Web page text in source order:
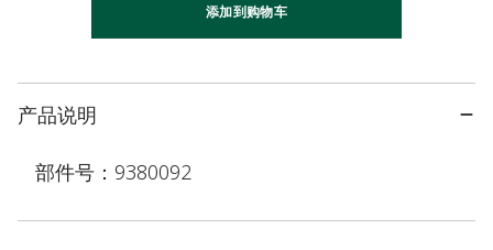
添加到购物车
产品说明
部件号：9380092